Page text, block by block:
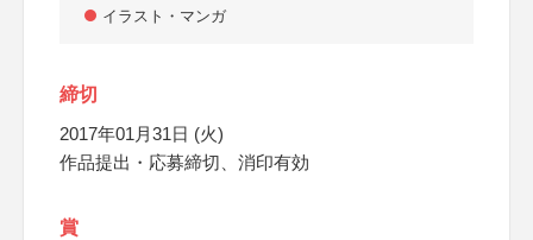
イラスト・マンガ
締切
2017年01月31日 (火)
作品提出・応募締切、消印有効
賞